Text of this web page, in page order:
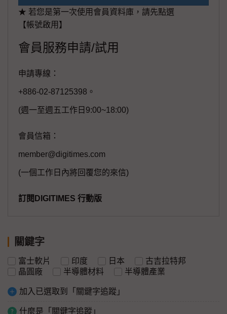
★ 若您是第一次使用會員資料庫，請先點選
【帳號啟用】
會員服務申請/試用
申請專線：
+886-02-87125398。
(週一至週五工作日9:00~18:00)
會員信箱：
member@digitimes.com
(一個工作日內將回覆您的來信)
訂閱DIGITIMES 行動版
關鍵字
富士軟片 印度 日本
古吉拉特邦
晶圓廠
半導體材料 半導體產業
加入已選取到「關鍵字追蹤」
什麼是「關鍵字追蹤」